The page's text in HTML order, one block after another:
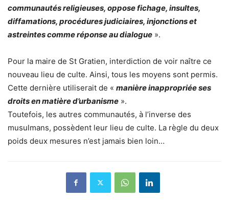
communautés religieuses, oppose fichage, insultes,
diffamations, procédures judiciaires, injonctions et
astreintes comme réponse au dialogue ».
Pour la maire de St Gratien, interdiction de voir naître ce
nouveau lieu de culte. Ainsi, tous les moyens sont permis.
Cette dernière utiliserait de « manière inappropriée ses
droits en matière d’urbanisme ».
Toutefois, les autres communautés, à l’inverse des
musulmans, possèdent leur lieu de culte. La règle du deux
poids deux mesures n’est jamais bien loin…